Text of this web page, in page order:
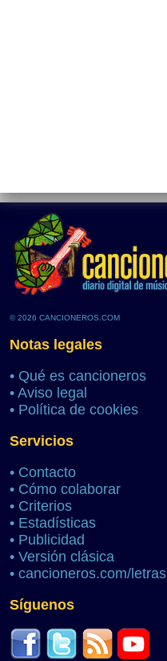
© 2026 CANCIONEROS.COM
Notas legales
• Qué es cancioneros
• Aviso legal
• Política de cookies
Servicios
• Contacto
• Cómo colaborar
• Criterios
• Estadísticas
• Publicidad
• Versión clásica
• cancioneros.com/letras
Síguenos